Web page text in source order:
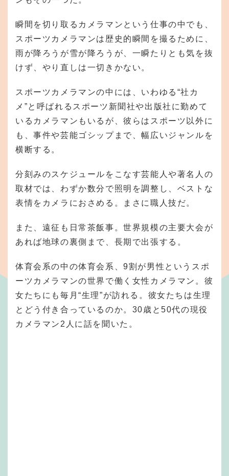
瞬間を切り取るカメラマンという仕事の中でも、
スポーツカメラマンは歴史的瞬間を撮るために、
雨が降ろうが雪が降ろうが、一瞬たりとも気を抜
けず、やり直しは一切きかない。
スポーツカメラマンの中には、いわゆる“社カ
メ”と呼ばれるスポーツ新聞社や出版社に勤めて
いるカメラマンもいるが、彼らはスポーツ以外に
も、事件や芸能ゴシップまで、幅広いジャンルを
横断する。
分刻みのスケジュールをこなす芸能人や著名人の
取材では、わずか数分で照明を調整し、ベストな
表情をカメラにおさめる。まさに職人技だ。
また、遠征も日常茶飯事。世界規模の主要大会が
あれば地球の裏側まで、長期で出張する。
体育会系の中の体育会系、9割が男性というスポ
ーツカメラマンの世界で働く女性カメラマン。彼
女たちにも毎月“生理”が訪れる。彼女たちは生理
とどう付き合っているのか。30歳と50代の現役
カメラマン2人に話を聞いた。